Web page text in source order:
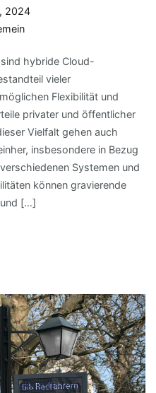
2024
hybride Cloud-
vieler
Flexibilität und
privater und öffentlicher
Vielfalt gehen auch
insbesondere in Bezug
Systemen und
können gravierende
[…]